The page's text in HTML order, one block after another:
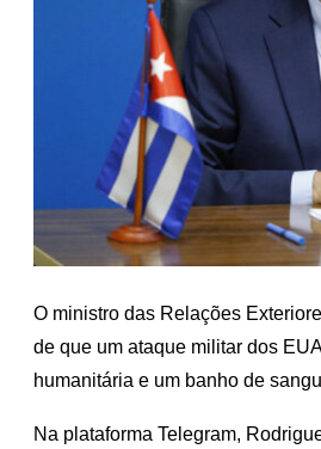
O ministro das Relações
de que um ataque militar dos
humanitária e um banho de
Na plataforma Telegram,